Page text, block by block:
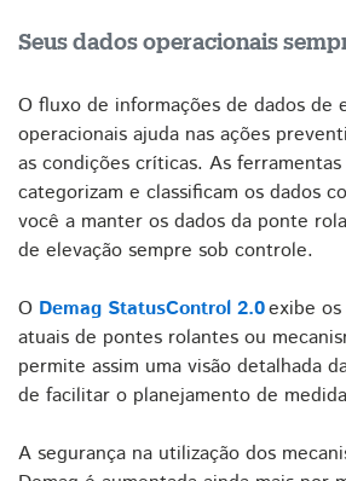
Seus dados operacionais
O fluxo de informações de dados de
operacionais ajuda nas ações
as condições críticas. As
categorizam e classificam os dados
você a manter os dados da ponte
de elevação sempre sob controle.
O Demag StatusControl 2.0exibe
atuais de pontes rolantes ou
permite assim uma visão detalhada
de facilitar o planejamento de
A segurança na utilização dos